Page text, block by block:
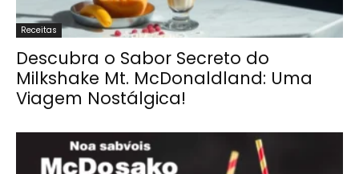
Receitas
Descubra o Sabor Secreto do
Milkshake Mt. McDonaldland: Uma
Viagem Nostálgica!